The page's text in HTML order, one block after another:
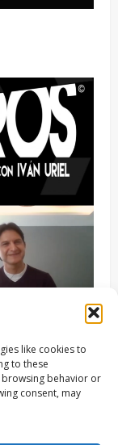
like cookies to
to these
behavior or
consent, may
PATRICIO